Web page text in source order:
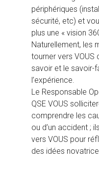
périphériques
sécurité, etc) et
plus une « vision
Naturellement, les
tourner vers VOUS
savoir et le savoir-
l’expérience.
Le Responsable
QSE VOUS
comprendre les
ou d’un accident ;
vers VOUS pour
des idées